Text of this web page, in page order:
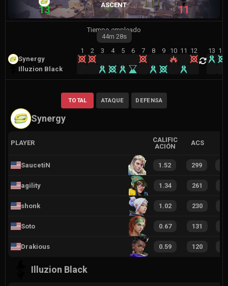
13 ASCENT 11
Tiempo empleado
44m 28s
Synergy
Illuzion Black
1 2 3 4 5 6 7 8 9 10 11 12 13 14
Synergy
TOTAL ATAQUE DEFENSA
PLAYER
CALIFIC
ACIÓN
ACS
SaucetiN 1.52 299
agility 1.34 261
shonk 1.02 230
Soto 0.67 131
Drakious 0.59 120
Illuzion Black